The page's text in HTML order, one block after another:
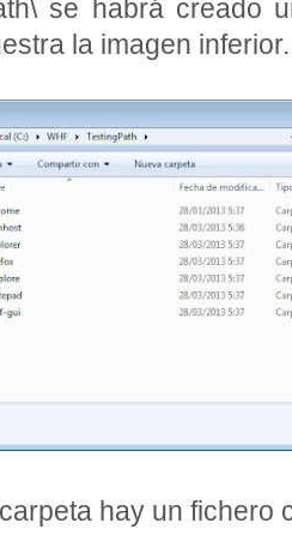
se habrá creado
la imagen inferior.
hay un fichero